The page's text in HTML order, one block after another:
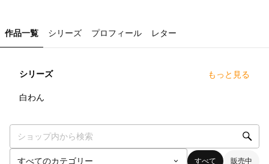
作品一覧 シリーズ プロフィール レター
シリーズ もっと見る
白わん
すべて 販売中